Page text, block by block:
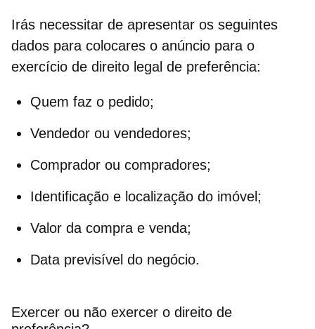
Irás necessitar de apresentar os seguintes
dados para colocares o anúncio para o
exercício de direito legal de preferência:
Quem faz o pedido;
Vendedor ou vendedores;
Comprador ou compradores;
Identificação e localização do imóvel;
Valor da compra e venda;
Data previsível do negócio.
Exercer ou não exercer o direito de